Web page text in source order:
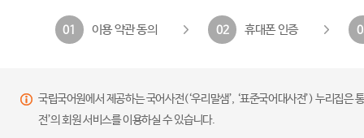
01 이용 약관 동의 02 휴대폰 인증
국립국어원에서 제공하는 국어사전(‘우리말샘’, ‘표준국어대사전’) 누리집
전’의 회원 서비스를 이용하실 수 있습니다.